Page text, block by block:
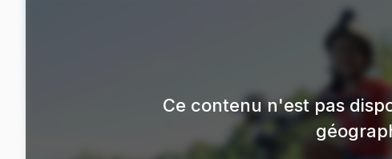
Ce contenu n'est pas